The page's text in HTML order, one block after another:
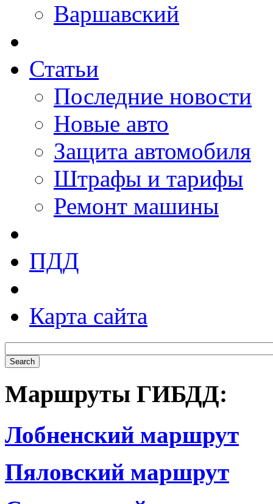
Варшавский
Статьи
Последние новости
Новые авто
Защита автомобиля
Штрафы и тарифы
Ремонт машины
ПДД
Карта сайта
Маршруты ГИБДД:
Лобненский маршрут
Пяловский маршрут